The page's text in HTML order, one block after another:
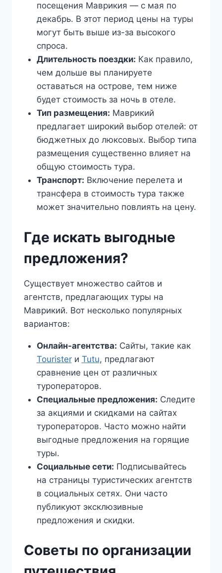
посещения Маврикия — с мая по
декабрь. В этот период цены на туры
могут быть выше из-за высокого
спроса.
Длительность поездки: Как правило,
чем дольше вы планируете
оставаться на острове, тем ниже
будет стоимость за ночь в отеле.
Тип размещения: Маврикий
предлагает широкий выбор отелей: от
бюджетных до люксовых. Выбор типа
размещения существенно влияет на
общую стоимость тура.
Транспорт: Включение перелета и
трансфера в стоимость тура также
может значительно повлиять на цену.
Где искать выгодные
предложения?
Существует множество сайтов и
агентств, предлагающих туры на
Маврикий. Вот несколько популярных
вариантов:
Онлайн-агентства: Сайты, такие как
Touristerи Tutu, предлагают
сравнение цен от различных
туроператоров.
Специальные предложения: Следите
за акциями и скидками на сайтах
туроператоров. Часто можно найти
выгодные предложения на горящие
туры.
Социальные сети: Подписывайтесь
на страницы туристических агентств
в социальных сетях. Они часто
публикуют эксклюзивные
предложения и скидки.
Советы по организации